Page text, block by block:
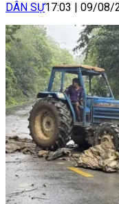
DÂN SỰ17:03 09/08/